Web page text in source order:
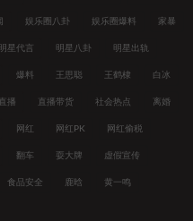
娱乐圈八卦 娱乐圈爆料 家暴
明星代言 明星八卦 明星出轨
爆料 王思聪 王鹤棣 白冰
直播 直播带货 社会热点 离婚
网红 网红PK 网红偷税
翻车 耍大牌 虚假宣传
食品安全 鹿晗 黄一鸣